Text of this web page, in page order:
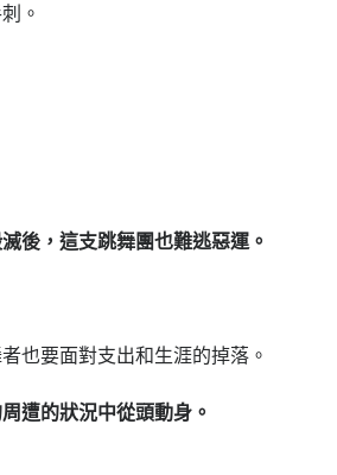
。
後，這支跳舞團也難逃惡運。
也要面對支出和生涯的掉落。
遭的狀況中從頭動身。